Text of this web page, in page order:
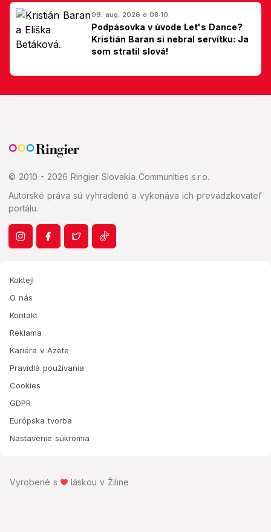
09. aug. 2026 o 08:10
Podpásovka v úvode Let's Dance?
Kristián Baran si nebral servítku: Ja
som stratil slová!
© 2010 - 2026 Ringier Slovakia Communities s.r.o.
Autorské práva sú vyhradené a vykonáva ich prevádzkovateľ
portálu.
Koktejl
O nás
Kontakt
Reklama
Kariéra v Azete
Pravidlá používania
Cookies
GDPR
Európska tvorba
Nastavenie súkromia
Vyrobené s láskou v Žiline